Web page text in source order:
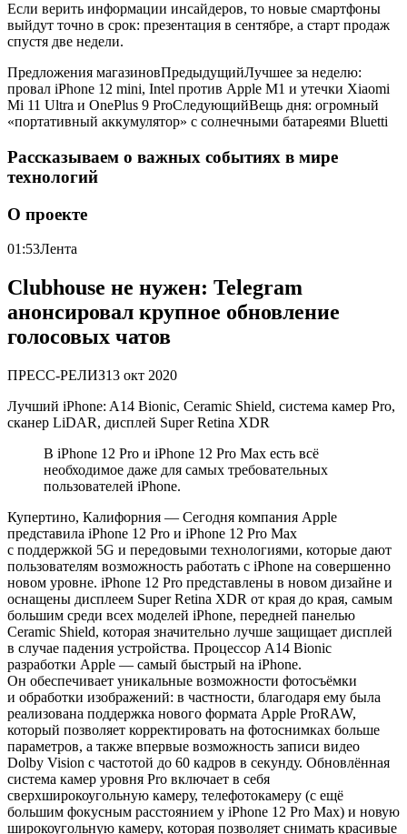
Если верить информации инсайдеров, то новые смартфоны
выйдут точно в срок: презентация в сентябре, а старт продаж
спустя две недели.
Предложения магазиновПредыдущийЛучшее за неделю:
провал iPhone 12 mini, Intel против Apple M1 и утечки Xiaomi
Mi 11 Ultra и OnePlus 9 ProСледующийВещь дня: огромный
«портативный аккумулятор» с солнечными батареями Bluetti
Рассказываем о важных событиях в мире
технологий
О проекте
01:53Лента
Clubhouse не нужен: Telegram
анонсировал крупное обновление
голосовых чатов
ПРЕСС-РЕЛИЗ13 окт 2020
Лучший iPhone: A14 Bionic, Ceramic Shield, система камер Pro,
сканер LiDAR, дисплей Super Retina XDR
В iPhone 12 Pro и iPhone 12 Pro Max есть всё
необходимое даже для самых требовательных
пользователей iPhone.
Купертино, Калифорния — Сегодня компания Apple
представила iPhone 12 Pro и iPhone 12 Pro Max
с поддержкой 5G и передовыми технологиями, которые дают
пользователям возможность работать с iPhone на совершенно
новом уровне. iPhone 12 Pro представлены в новом дизайне и
оснащены дисплеем Super Retina XDR от края до края, самым
большим среди всех моделей iPhone, передней панелью
Ceramic Shield, которая значительно лучше защищает дисплей
в случае падения устройства. Процессор A14 Bionic
разработки Apple — самый быстрый на iPhone.
Он обеспечивает уникальные возможности фотосъёмки
и обработки изображений: в частности, благодаря ему была
реализована поддержка нового формата Apple ProRAW,
который позволяет корректировать на фотоснимках больше
параметров, а также впервые возможность записи видео
Dolby Vision с частотой до 60 кадров в секунду. Обновлённая
система камер уровня Pro включает в себя
сверхширокоугольную камеру, телефотокамеру (с ещё
большим фокусным расстоянием у iPhone 12 Pro Max) и новую
широкоугольную камеру, которая позволяет снимать красивые